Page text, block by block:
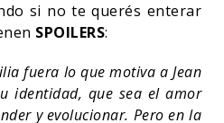
si no te querés enterar
SPOILERS:
fuera lo que motiva a Jean
identidad, que sea el amor
y evolucionar. Pero en la